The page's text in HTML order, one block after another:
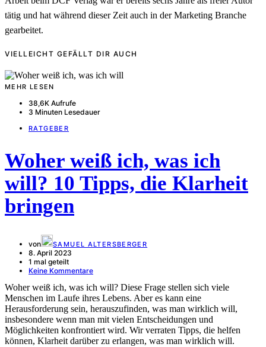
tätig und hat während dieser Zeit auch in der Marketing Branche
gearbeitet.
VIELLEICHT GEFÄLLT DIR AUCH
MEHR LESEN
38,6K Aufrufe
3 Minuten Lesedauer
RATGEBER
Woher weiß ich, was ich
will? 10 Tipps, die Klarheit
bringen
von SAMUEL ALTERSBERGER
8. April 2023
1 mal geteilt
Keine Kommentare
Woher weiß ich, was ich will? Diese Frage stellen sich viele
Menschen im Laufe ihres Lebens. Aber es kann eine
Herausforderung sein, herauszufinden, was man wirklich will,
insbesondere wenn man mit vielen Entscheidungen und
Möglichkeiten konfrontiert wird. Wir verraten Tipps, die helfen
können, Klarheit darüber zu erlangen, was man wirklich will.